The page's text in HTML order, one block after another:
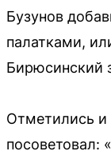
Бузунов
палатками,
Бирюсинский
Отметились и
посоветовал: